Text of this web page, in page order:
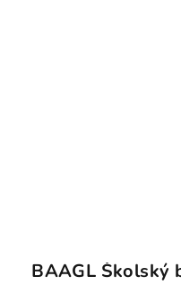
BAAGL Školský